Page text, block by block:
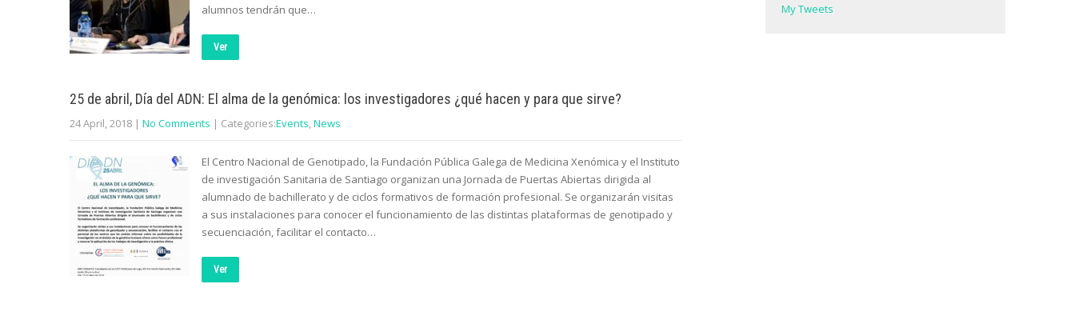
alumnos tendrán que…
Ver
25 de abril, Día del ADN: El alma de la genómica: los investigadores ¿qué hacen y para que sirve?
24 April, 2018 | No Comments | Categories:Events,News
El Centro Nacional de Genotipado, la Fundación Pública Galega de Medicina Xenómica y el Instituto
de investigación Sanitaria de Santiago organizan una Jornada de Puertas Abiertas dirigida al
alumnado de bachillerato y de ciclos formativos de formación profesional. Se organizarán visitas
a sus instalaciones para conocer el funcionamiento de las distintas plataformas de genotipado y
secuenciación, facilitar el contacto…
Ver
My Tweets